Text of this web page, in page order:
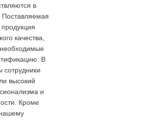
в
качества,
В
сотрудники
высокий
и
Кроме